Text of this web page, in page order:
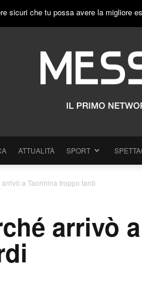
PUBBLICITÀ
ATTUALITÀ SPORT
a Taormina troppo tardi
arrivò
sicuri che tu possa avere la migliore